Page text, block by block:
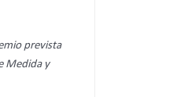
prevista
Medida y